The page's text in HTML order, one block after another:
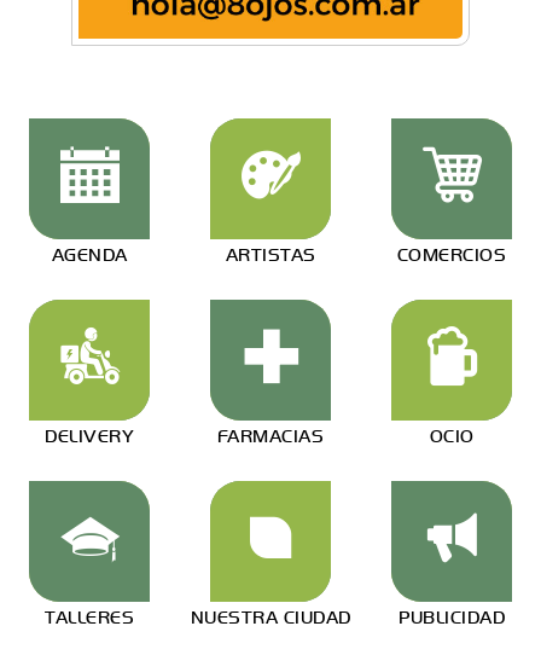
AGENDA ARTISTAS COMERCIOS
DELIVERY FARMACIAS OCIO
TALLERES NUESTRA CIUDAD PUBLICIDAD